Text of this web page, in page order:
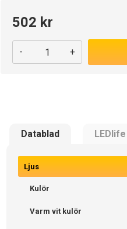
502 kr
- +
Datablad LEDlife
Ljus
Kulör
Varm vit kulör